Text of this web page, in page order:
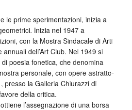
le prime sperimentazioni, inizia a
Inizia nel 1947 a
con la Mostra Sindacale di Arti
dell’Art Club. Nel 1949 si
poesia fonetica, che denomina
personale, con opere astratto-
presso la Galleria Chiurazzi di
della critica.
l’assegnazione di una borsa